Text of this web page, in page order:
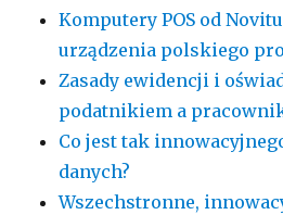
Komputery POS od
urządzenia polskiego
Zasady ewidencji i
podatnikiem a
Co jest tak
danych?
Wszechstronne,